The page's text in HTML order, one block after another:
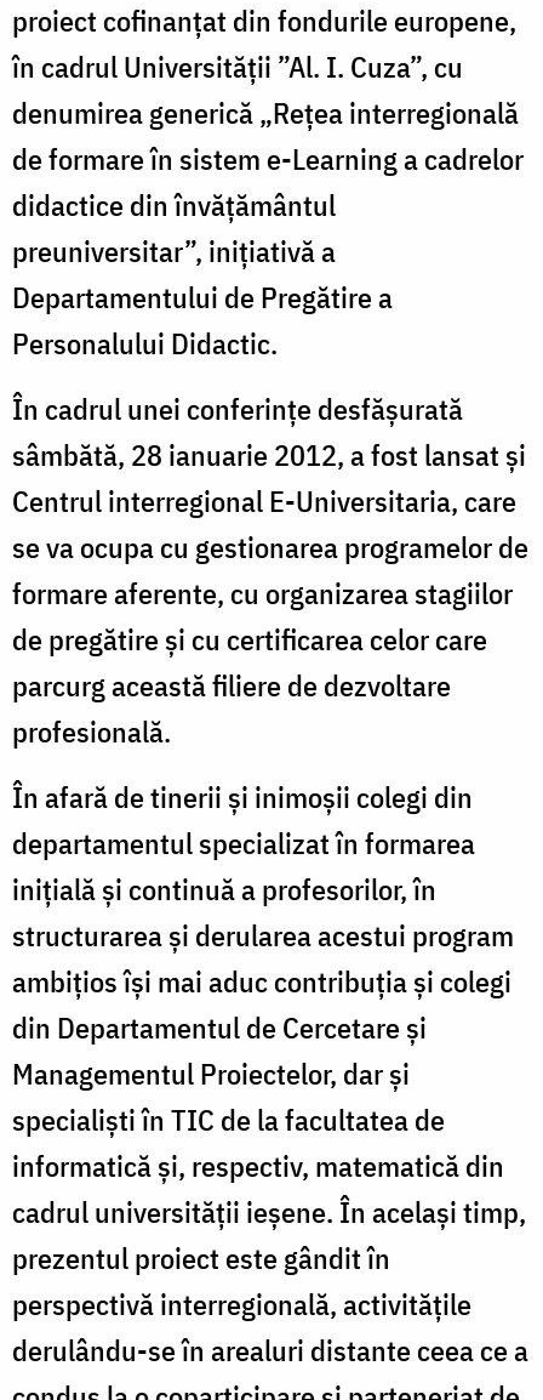
proiect cofinanțat din fondurile europene,
în cadrul Universității ”Al. I. Cuza”, cu
denumirea generică „Rețea interregională
de formare în sistem e-Learning a cadrelor
didactice din învățământul
preuniversitar”, inițiativă a
Departamentului de Pregătire a
Personalului Didactic.
În cadrul unei conferințe desfășurată
sâmbătă, 28 ianuarie 2012, a fost lansat și
Centrul interregional E-Universitaria, care
se va ocupa cu gestionarea programelor de
formare aferente, cu organizarea stagiilor
de pregătire și cu certificarea celor care
parcurg această filiere de dezvoltare
profesională.
În afară de tinerii și inimoșii colegi din
departamentul specializat în formarea
inițială și continuă a profesorilor, în
structurarea și derularea acestui program
ambițios își mai aduc contribuția și colegi
din Departamentul de Cercetare şi
Managementul Proiectelor, dar și
specialiști în TIC de la facultatea de
informatică și, respectiv, matematică din
cadrul universității ieșene. În același timp,
prezentul proiect este gândit în
perspectivă interregională, activitățile
derulându-se în arealuri distante ceea ce a